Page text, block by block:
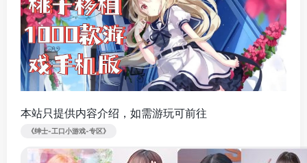
本站只提供内容介绍，如需游玩可前往
《绅士-工口小游戏-专区》